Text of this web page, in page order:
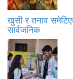
खुसी र तनाव
सार्वजनिक